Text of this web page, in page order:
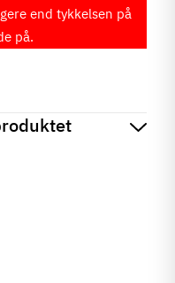
end tykkelsen på
på.